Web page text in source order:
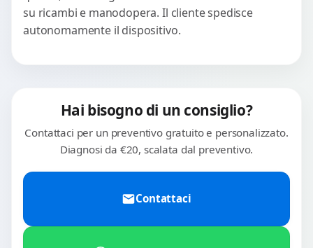
su ricambi e manodopera. Il cliente spedisce
autonomamente il dispositivo.
Hai bisogno di un consiglio?
Contattaci per un preventivo gratuito e personalizzato.
Diagnosi da €20, scalata dal preventivo.
Contattaci